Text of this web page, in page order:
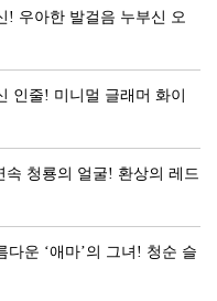
! 우아한 발걸음 누부신 오
인줄! 미니멀 글래머 화이
청룡의 얼굴! 환상의 레드
운 ‘애마’의 그녀! 청순 슬